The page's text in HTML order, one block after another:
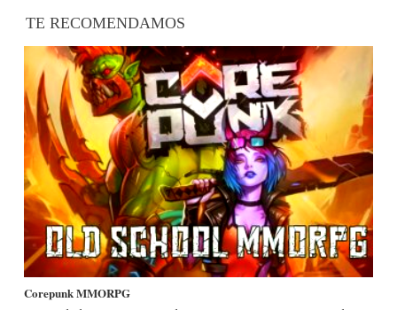
TE RECOMENDAMOS
Corepunk MMORPG